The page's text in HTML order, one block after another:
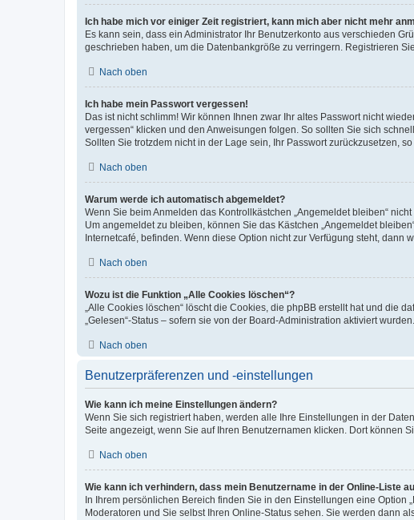
Ich habe mich vor einiger Zeit registriert, kann mich aber nicht mehr
Es kann sein, dass ein Administrator Ihr Benutzerkonto aus verschieden
geschrieben haben, um die Datenbankgröße zu verringern. Registrieren
Nach oben
Ich habe mein Passwort vergessen!
Das ist nicht schlimm! Wir können Ihnen zwar Ihr altes Passwort nicht
vergessen“ klicken und den Anweisungen folgen. So sollten Sie sich
Sollten Sie trotzdem nicht in der Lage sein, Ihr Passwort zurückzusetzen,
Nach oben
Warum werde ich automatisch abgemeldet?
Wenn Sie beim Anmelden das Kontrollkästchen „Angemeldet bleiben“
Um angemeldet zu bleiben, können Sie das Kästchen „Angemeldet
Internetcafé, befinden. Wenn diese Option nicht zur Verfügung steht, dann
Nach oben
Wozu ist die Funktion „Alle Cookies löschen“?
„Alle Cookies löschen“ löscht die Cookies, die phpBB erstellt hat und die
„Gelesen“-Status – sofern sie von der Board-Administration aktiviert
Nach oben
Benutzerpräferenzen und -einstellungen
Wie kann ich meine Einstellungen ändern?
Wenn Sie sich registriert haben, werden alle Ihre Einstellungen in der
Seite angezeigt, wenn Sie auf Ihren Benutzernamen klicken. Dort können
Nach oben
Wie kann ich verhindern, dass mein Benutzername in der Online-Liste
In Ihrem persönlichen Bereich finden Sie in den Einstellungen eine Option
Moderatoren und Sie selbst Ihren Online-Status sehen. Sie werden dann